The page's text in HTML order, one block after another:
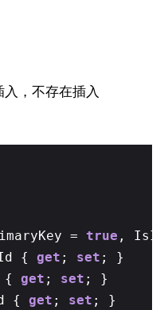
，不存在插入
= true ,
{ get ; set ; }
{ get ; set ; }
{ get ; set ; }